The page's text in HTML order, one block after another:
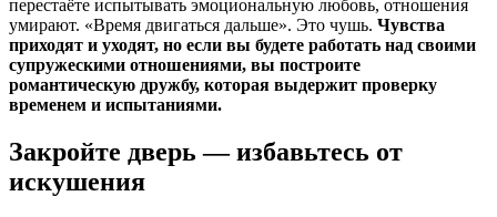
перестаёте испытывать эмоциональную любовь, отношения
умирают. «Время двигаться дальше». Это чушь. Чувства
приходят и уходят, но если вы будете работать над своими
супружескими отношениями, вы построите
романтическую дружбу, которая выдержит проверку
временем и испытаниями.
Закройте дверь — избавьтесь от
искушения